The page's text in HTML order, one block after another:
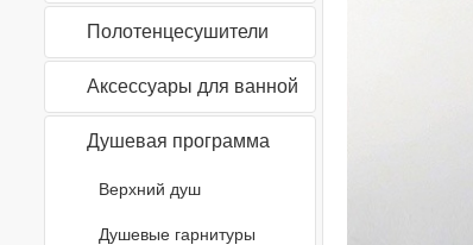
Полотенцесушители
Аксессуары для ванной
Душевая программа
Верхний душ
Душевые гарнитуры